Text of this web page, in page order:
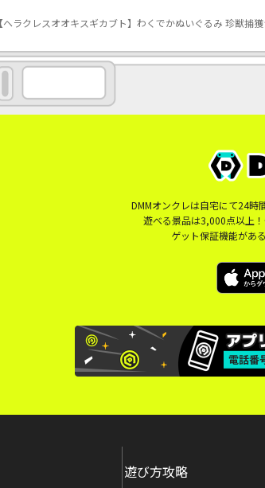
【ヘラクレスオオキスギカブト】わくでかぬいぐるみ 珍獣捕
DMMオンクレは自宅にて24時
遊べる景品は3,000点以上
ゲット保証機能があ
遊び方攻略